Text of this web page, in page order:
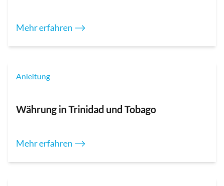
Mehr erfahren ⟶
Anleitung
Währung in Trinidad und Tobago
Mehr erfahren ⟶